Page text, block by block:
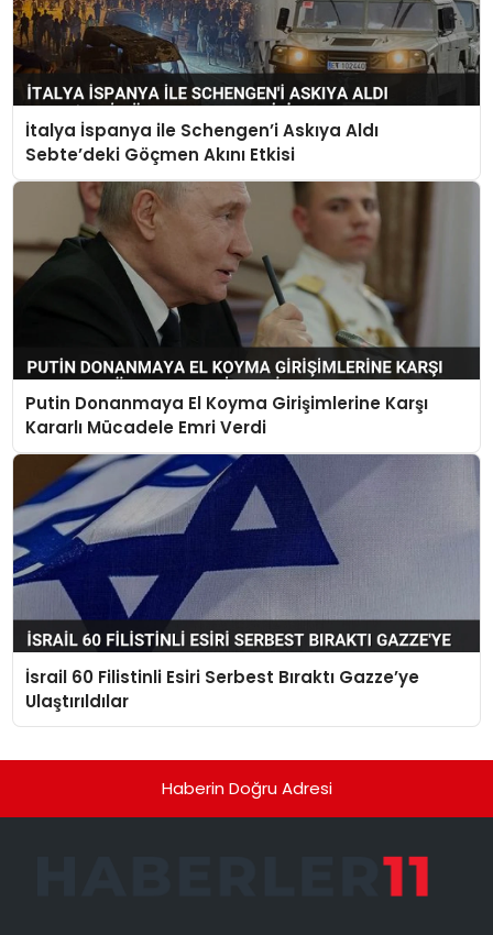
İtalya İspanya ile Schengen’i Askıya Aldı
Sebte’deki Göçmen Akını Etkisi
Putin Donanmaya El Koyma Girişimlerine Karşı
Kararlı Mücadele Emri Verdi
İsrail 60 Filistinli Esiri Serbest Bıraktı Gazze’ye
Ulaştırıldılar
Haberin Doğru Adresi